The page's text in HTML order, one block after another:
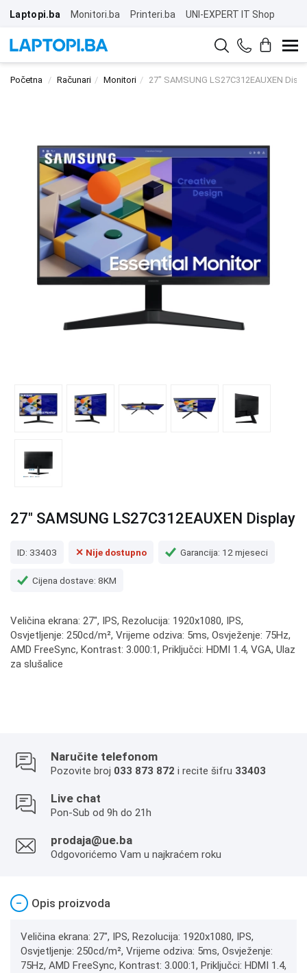
Laptopi.ba Monitori.ba Printeri.ba UNI-EXPERT IT Shop
Početna Računari Monitori 27" SAMSUNG LS27C312EAUXEN
27" SAMSUNG LS27C312EAUXEN Display
ID: 33403 ✕ Nije dostupno Garancija: 12 mjeseci
Cijena dostave: 8KM
Veličina ekrana: 27", IPS, Rezolucija: 1920x1080, IPS,
Osvjetljenje: 250cd/m², Vrijeme odziva: 5ms, Osvježenje: 75Hz,
AMD FreeSync, Kontrast: 3.000:1, Priključci: HDMI 1.4, VGA, Ulaz
za slušalice
Naručite telefonom
Pozovite broj 033 873 872 i recite šifru 33403
Live chat
Pon-Sub od 9h do 21h
prodaja@ue.ba
Odgovorićemo Vam u najkraćem roku
− Opis proizvoda
Veličina ekrana: 27", IPS, Rezolucija: 1920x1080, IPS,
Osvjetljenje: 250cd/m², Vrijeme odziva: 5ms, Osvježenje:
75Hz, AMD FreeSync, Kontrast: 3.000:1, Priključci: HDMI 1.4,